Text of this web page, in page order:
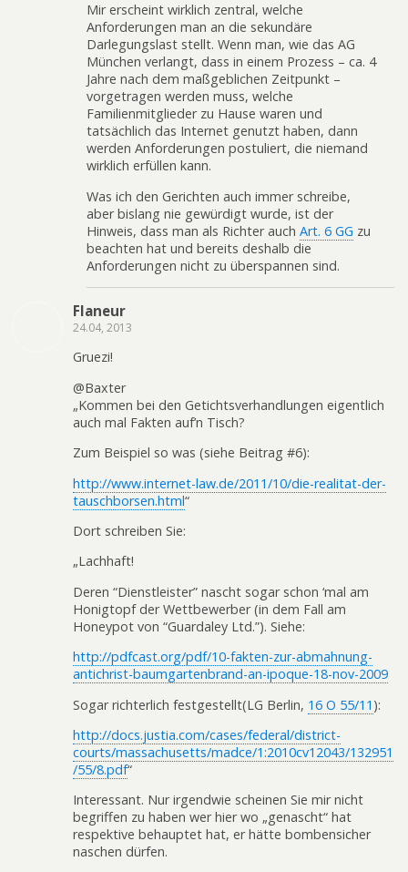
Mir erscheint wirklich zentral, welche
Anforderungen man an die sekundäre
Darlegungslast stellt. Wenn man, wie das AG
München verlangt, dass in einem Prozess – ca. 4
Jahre nach dem maßgeblichen Zeitpunkt –
vorgetragen werden muss, welche
Familienmitglieder zu Hause waren und
tatsächlich das Internet genutzt haben, dann
werden Anforderungen postuliert, die niemand
wirklich erfüllen kann.
Was ich den Gerichten auch immer schreibe,
aber bislang nie gewürdigt wurde, ist der
Hinweis, dass man als Richter auch Art. 6 GG zu
beachten hat und bereits deshalb die
Anforderungen nicht zu überspannen sind.
Flaneur
24.04, 2013
Gruezi!
@Baxter
„Kommen bei den Getichtsverhandlungen eigentlich
auch mal Fakten auf’n Tisch?
Zum Beispiel so was (siehe Beitrag #6):
http://www.internet-law.de/2011/10/die-realitat-der-
tauschborsen.html“
Dort schreiben Sie:
„Lachhaft!
Deren “Dienstleister” nascht sogar schon ‘mal am
Honigtopf der Wettbewerber (in dem Fall am
Honeypot von “Guardaley Ltd.”). Siehe:
http://pdfcast.org/pdf/10-fakten-zur-abmahnung-
antichrist-baumgartenbrand-an-ipoque-18-nov-2009
Sogar richterlich festgestellt(LG Berlin, 16 O 55/11 ):
http://docs.justia.com/cases/federal/district-
courts/massachusetts/madce/1:2010cv12043/132951
/55/8.pdf“
Interessant. Nur irgendwie scheinen Sie mir nicht
begriffen zu haben wer hier wo „genascht“ hat
respektive behauptet hat, er hätte bombensicher
naschen dürfen.